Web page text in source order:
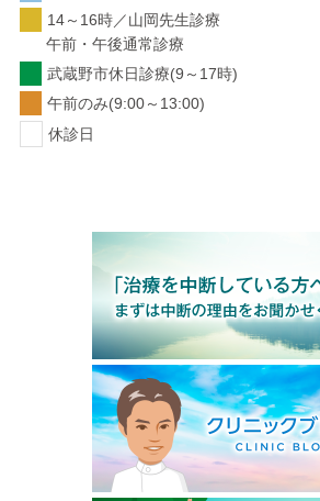
14～16時／山岡先生診療
午前・午後通常診療
武蔵野市休日診療(9～17時)
午前のみ(9:00～13:00)
休診日